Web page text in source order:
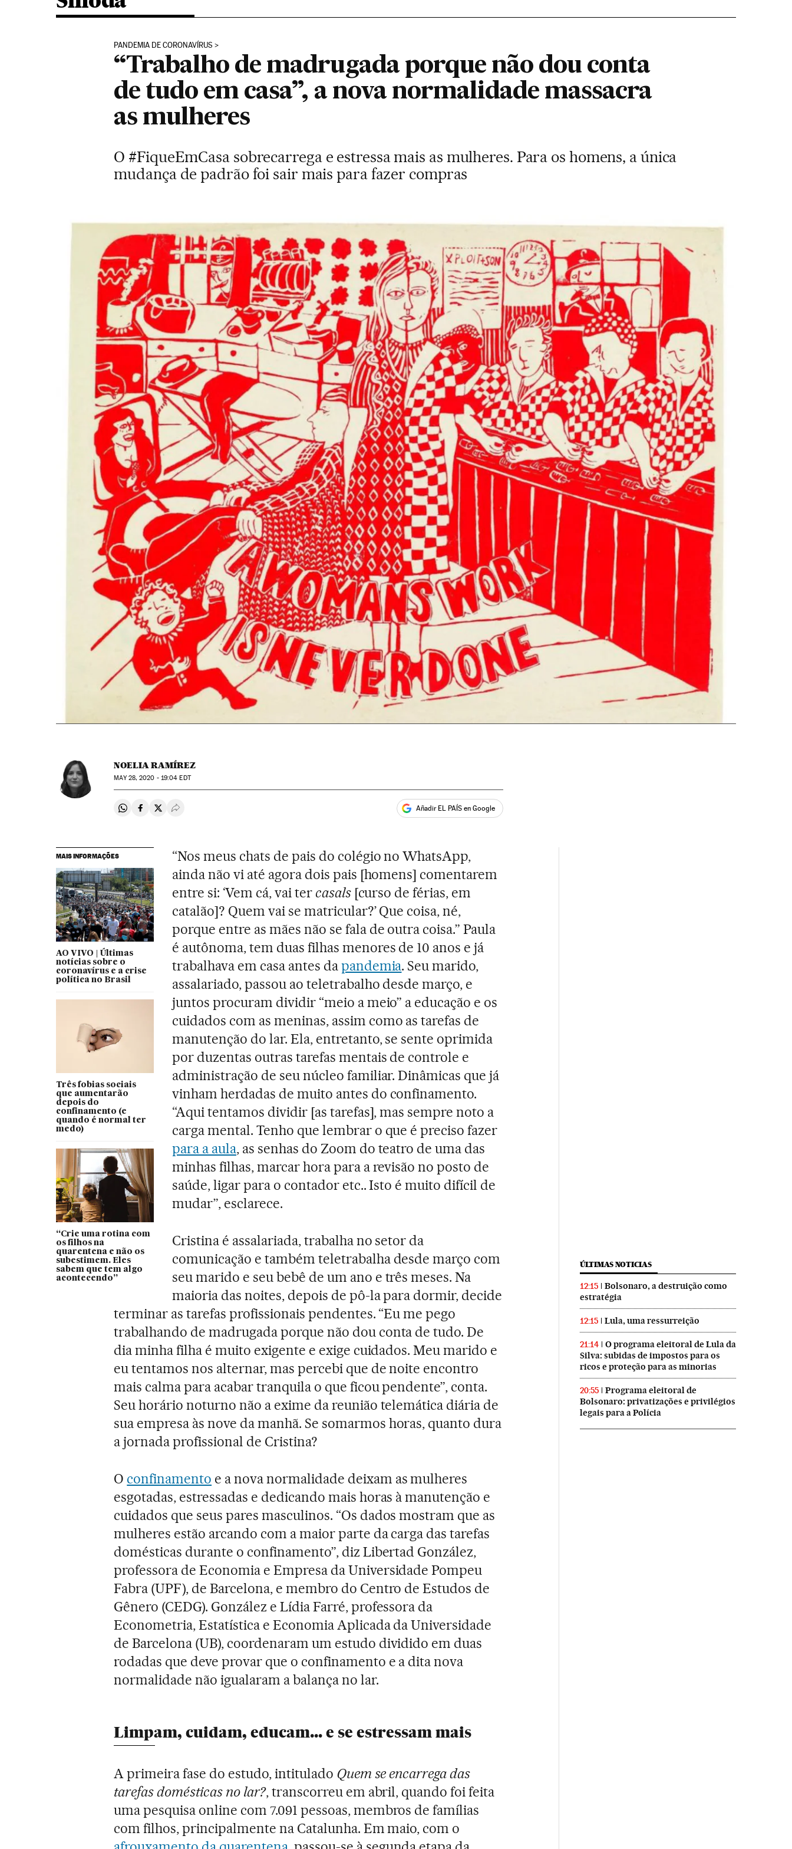
PANDEMIA DE CORONAVÍRUS
“Trabalho de madrugada porque não dou conta
de tudo em casa”, a nova normalidade massacra
as mulheres
O #FiqueEmCasa sobrecarrega e estressa mais as mulheres. Para os homens, a única
mudança de padrão foi sair mais para fazer compras
NOELIA RAMÍREZ
MAY28, 2020 - 19:04 EDT
Compartir en Whatsapp
Compartir en Facebook
Compartir en Twitter
Desplegar Redes Sociales Añadir EL PAÍS en Google
MAIS INFORMAÇÕES
AO VIVO | Últimas
notícias sobre o
coronavírus e a crise
política no Brasil
Três fobias sociais
que aumentarão
depois do
confinamento (e
quando é normal ter
medo)
“Crie uma rotina com
os filhos na
quarentena e não os
subestimem. Eles
sabem que tem algo
acontecendo”
“Nos meus chats de pais do colégio no WhatsApp,
ainda não vi até agora dois pais [homens] comentarem
entre si: ‘Vem cá, vai ter casals[curso de férias, em
catalão]? Quem vai se matricular?’ Que coisa, né,
porque entre as mães não se fala de outra coisa.” Paula
é autônoma, tem duas filhas menores de 10 anos e já
trabalhava em casa antes dapandemia. Seu marido,
assalariado, passou ao teletrabalho desde março, e
juntos procuram dividir “meio a meio” a educação e os
cuidados com as meninas, assim como as tarefas de
manutenção do lar. Ela, entretanto, se sente oprimida
por duzentas outras tarefas mentais de controle e
administração de seu núcleo familiar. Dinâmicas que já
vinham herdadas de muito antes do confinamento.
“Aqui tentamos dividir [as tarefas], mas sempre noto a
carga mental. Tenho que lembrar o que é preciso fazer
para a aula, as senhas do Zoom do teatro de uma das
minhas filhas, marcar hora para a revisão no posto de
saúde, ligar para o contador etc.. Isto é muito difícil de
mudar”, esclarece.
Cristina é assalariada, trabalha no setor da
comunicação e também teletrabalha desde março com
seu marido e seu bebê de um ano e três meses. Na
maioria das noites, depois de pô-la para dormir, decide
terminar as tarefas profissionais pendentes. “Eu me pego
trabalhando de madrugada porque não dou conta de tudo. De
dia minha filha é muito exigente e exige cuidados. Meu marido e
eu tentamos nos alternar, mas percebi que de noite encontro
mais calma para acabar tranquila o que ficou pendente”, conta.
Seu horário noturno não a exime da reunião telemática diária de
sua empresa às nove da manhã. Se somarmos horas, quanto dura
a jornada profissional de Cristina?
O confinamento e a nova normalidade deixam as mulheres
esgotadas, estressadas e dedicando mais horas à manutenção e
cuidados que seus pares masculinos. “Os dados mostram que as
mulheres estão arcando com a maior parte da carga das tarefas
domésticas durante o confinamento”, diz Libertad González,
professora de Economia e Empresa da Universidade Pompeu
Fabra (UPF), de Barcelona, e membro do Centro de Estudos de
Gênero (CEDG). González e Lídia Farré, professora da
Econometria, Estatística e Economia Aplicada da Universidade
de Barcelona (UB), coordenaram um estudo dividido em duas
rodadas que deve provar que o confinamento e a dita nova
normalidade não igualaram a balança no lar.
Limpam, cuidam, educam… e se estressam mais
A primeira fase do estudo, intitulado Quem se encarrega das
tarefas domésticas no lar?, transcorreu em abril, quando foi feita
uma pesquisa online com 7.091 pessoas, membros de famílias
com filhos, principalmente na Catalunha. Em maio, com o
ÚLTIMAS NOTICIAS
12:15
Bolsonaro, a destruição como
estratégia
12:15 Lula, uma ressurreição
21:14
O programa eleitoral de Lula da
Silva: subidas de impostos para os
ricos e proteção para as minorias
20:55
Programa eleitoral de
Bolsonaro: privatizações e privilégios
legais para a Polícia